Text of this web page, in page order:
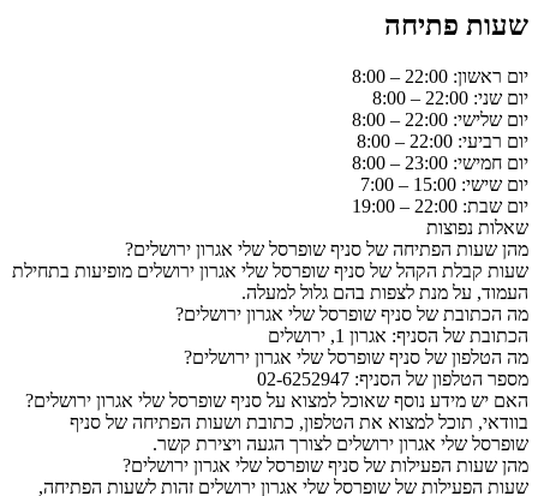
שעות פתיחה
יום ראשון: 22:00 – 8:00
יום שני: 22:00 – 8:00
יום שלישי: 22:00 – 8:00
יום רביעי: 22:00 – 8:00
יום חמישי: 23:00 – 8:00
יום שישי: 15:00 – 7:00
יום שבת: 22:00 – 19:00
שאלות נפוצות
מהן שעות הפתיחה של סניף שופרסל שלי אגרון ירושלים?
שעות קבלת הקהל של סניף שופרסל שלי אגרון ירושלים מופיעות בתחילת
העמוד, על מנת לצפות בהם גלול למעלה.
מה הכתובת של סניף שופרסל שלי אגרון ירושלים?
הכתובת של הסניף: אגרון 1, ירושלים
מה הטלפון של סניף שופרסל שלי אגרון ירושלים?
מספר הטלפון של הסניף: 02-6252947
האם יש מידע נוסף שאוכל למצוא על סניף שופרסל שלי אגרון ירושלים?
בוודאי, תוכל למצוא את הטלפון, כתובת ושעות הפתיחה של סניף
שופרסל שלי אגרון ירושלים לצורך הגעה ויצירת קשר.
מהן שעות הפעילות של סניף שופרסל שלי אגרון ירושלים?
שעות הפעילות של שופרסל שלי אגרון ירושלים זהות לשעות הפתיחה,